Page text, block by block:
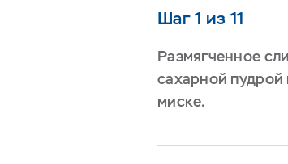
Шаг 1 из 11
Размягченное
сахарной
миске.